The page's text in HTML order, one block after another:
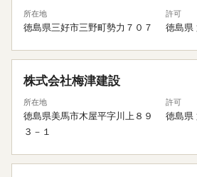
所在地
徳島県三好市三野町勢力７０７
許可
徳島県
株式会社梅津建設
所在地
徳島県美馬市木屋平字川上８９
３－１
許可
徳島県